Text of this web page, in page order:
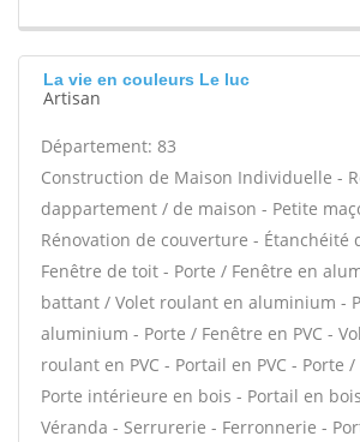
La vie en couleurs Le luc
Artisan
Département: 83
Construction de Maison Individuelle -
dappartement / de maison - Petite
Rénovation de couverture - Étanchéité
Fenêtre de toit - Porte / Fenêtre en
battant / Volet roulant en aluminium -
aluminium - Porte / Fenêtre en PVC -
roulant en PVC - Portail en PVC - Porte
Porte intérieure en bois - Portail en
Véranda - Serrurerie - Ferronnerie -